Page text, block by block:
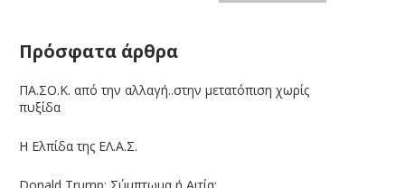
Πρόσφατα άρθρα
ΠΑ.ΣΟ.Κ. από την αλλαγή..στην μετατόπιση χωρίς
πυξίδα
Η Ελπίδα της ΕΛ.Α.Σ.